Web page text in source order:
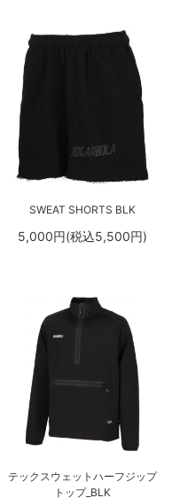
SWEAT SHORTS BLK
5,000円(税込5,500円)
テックスウェットハーフジップ
トップ_BLK